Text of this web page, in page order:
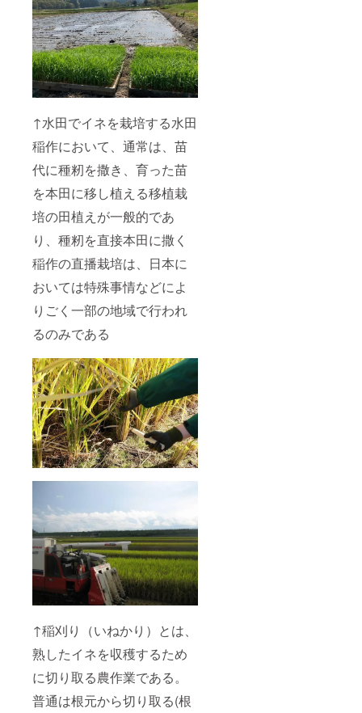
↑水田でイネを栽培する水田
稲作において、通常は、苗
代に種籾を撒き、育った苗
を本田に移し植える移植栽
培の田植えが一般的であ
り、種籾を直接本田に撒く
稲作の直播栽培は、日本に
おいては特殊事情などによ
りごく一部の地域で行われ
るのみである
↑稲刈り（いねかり）とは、
熟したイネを収穫するため
に切り取る農作業である。
普通は根元から切り取る(根